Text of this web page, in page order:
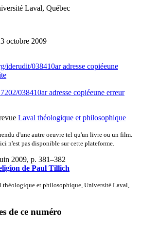
Laval, Québec
octobre 2009
iderudit/038410aradresse copiéeune
038410aradresse copiéeune erreur
Laval théologique et philosophique
d'une autre oeuvre tel qu'un livre ou un film.
n'est pas disponible sur cette plateforme.
2009, p. 381–382
de Paul Tillich
théologique et philosophique, Université Laval,
de ce numéro